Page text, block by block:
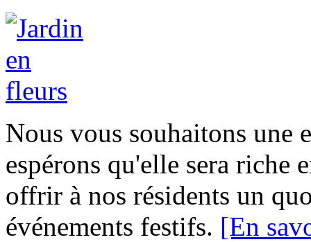
Nous vous souhaitons une
espérons qu'elle sera riche
offrir à nos résidents un
événements festifs. [En